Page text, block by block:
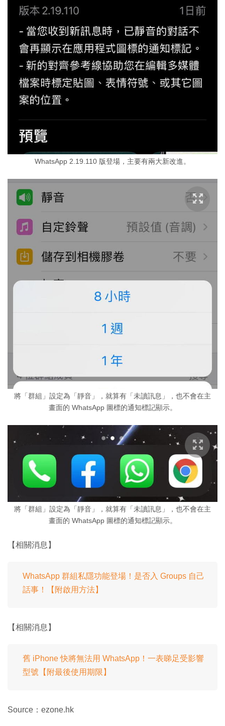
WhatsApp 2.19.110 版登場，主要有兩大新改進。
將「群組」設定為「靜音」，就算有「未讀訊息」，也不會在主
畫面的 WhatsApp 圖標的通知標記顯示。
將「群組」設定為「靜音」，就算有「未讀訊息」，也不會在主
畫面的 WhatsApp 圖標的通知標記顯示。
【相關消息】
WhatsApp 群組私隱功能登場！是否入 Groups 自己
話事！【附啟用方法】
【相關消息】
舊 iPhone 快將無法用 WhatsApp！一表睇足受影響
型號【附最後使用期限】
Source：ezone.hk